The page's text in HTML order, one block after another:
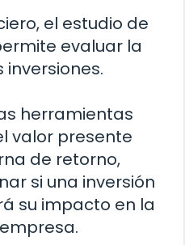
el estudio de
evaluar la
herramientas
valor presente
de retorno,
si una inversión
su impacto en la